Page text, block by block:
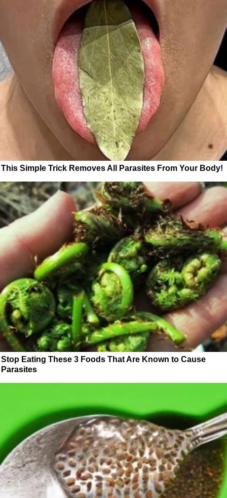
This Simple Trick Removes All Parasites From Your Body!
Stop Eating These 3 Foods That Are Known to Cause
Parasites